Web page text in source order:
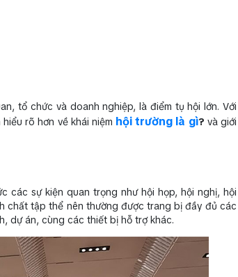
tổ chức và doanh nghiệp, là điểm tụ hội lớn. Với
rõ hơn về khái niệm hội trường là gì? và giới
các sự kiện quan trọng như hội họp, hội nghị, hội
chất tập thể nên thường được trang bị đầy đủ các
dự án, cùng các thiết bị hỗ trợ khác.